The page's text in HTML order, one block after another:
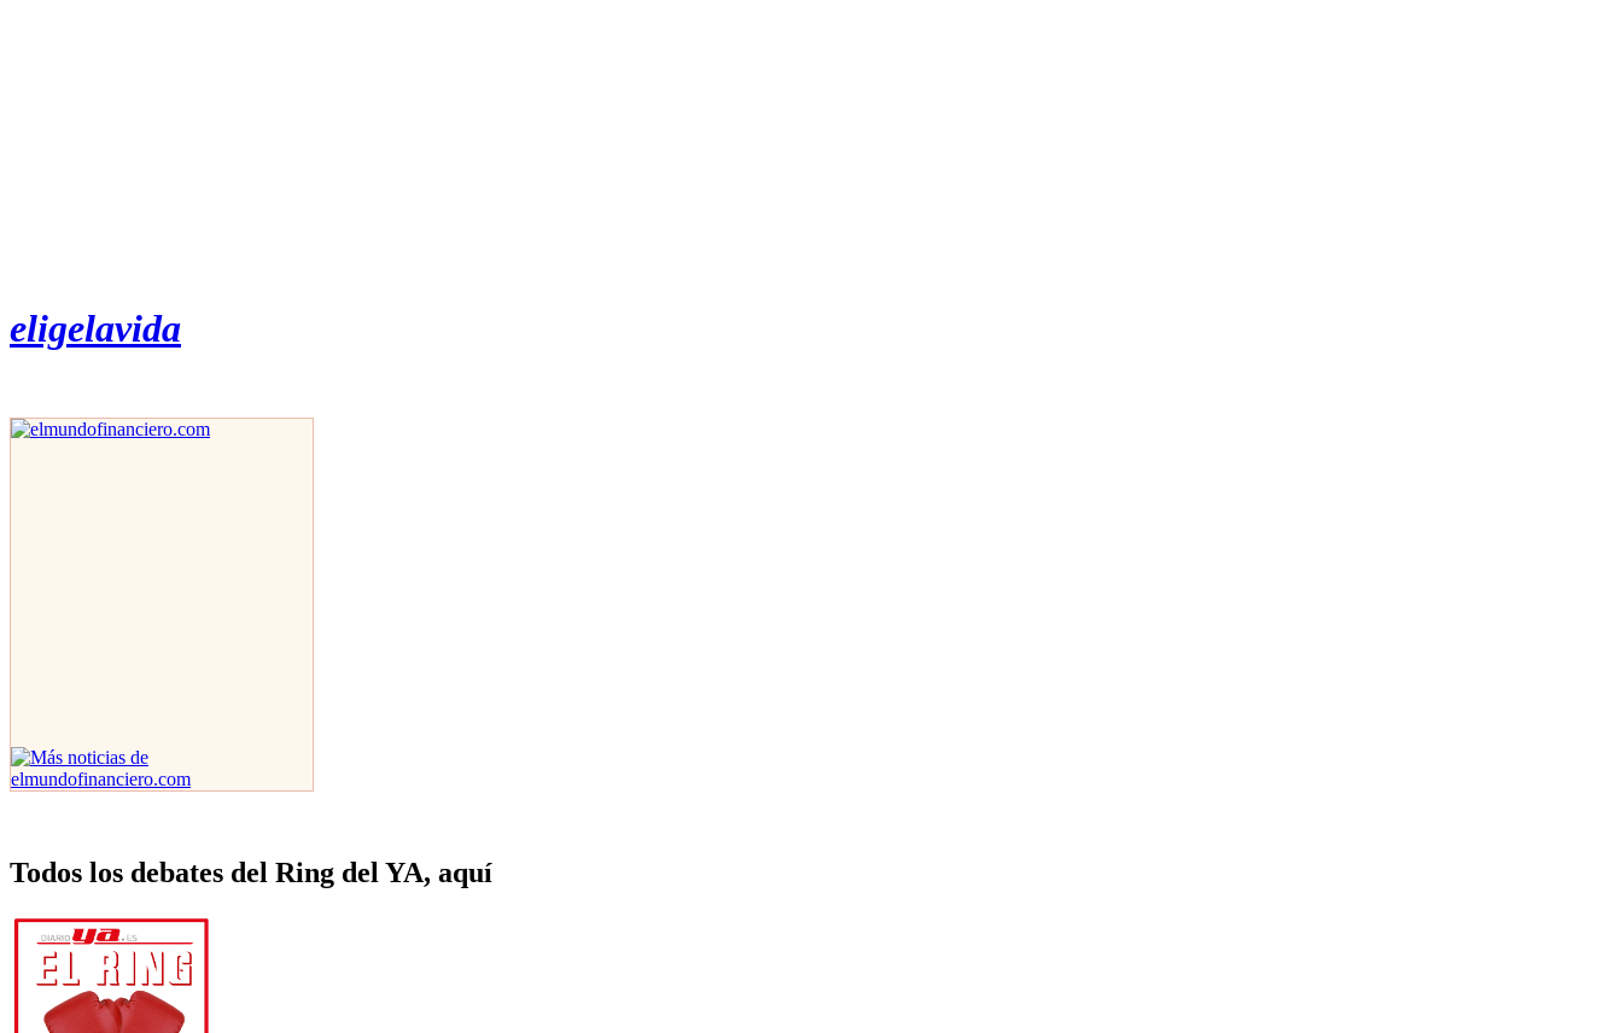
eligelavida
Todos los debates del Ring del YA, aquí